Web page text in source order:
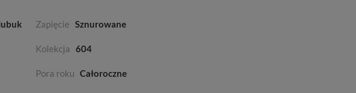
Zapięcie Sznurowane
Kolekcja 604
Pora roku Całoroczne